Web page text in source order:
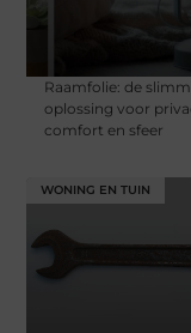
Raamfolie: de
oplossing voor
comfort en sfeer
WONING EN TUIN